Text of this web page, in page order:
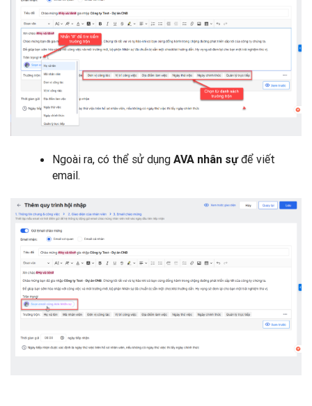
Ngoài ra, có thể sử dụng AVA nhân sựđể viết
email.